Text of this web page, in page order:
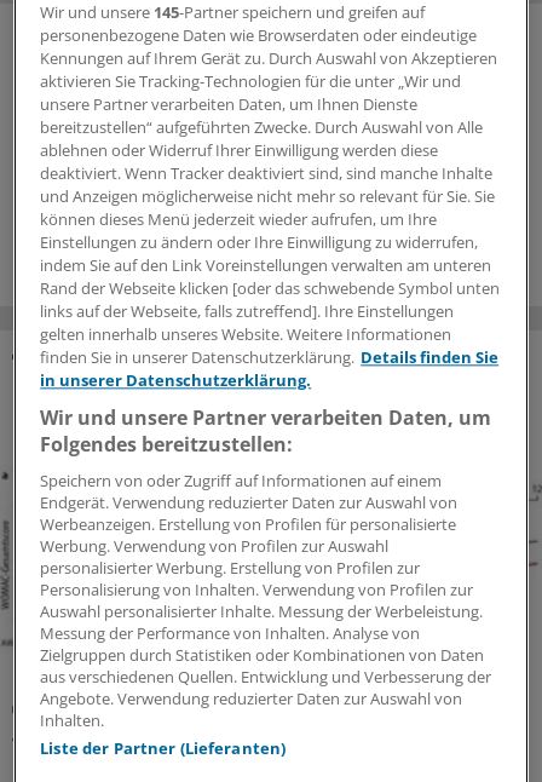
SONDERBERICHTE ZUM THEMA
Osteoarthrose
Aktuelle Evidenz zur Wirksamkeit der
intraartikulären Hyaluronsäure
Wir und unsere 145-Partner speichern und greifen auf
personenbezogene Daten wie Browserdaten oder eindeutige
Kennungen auf Ihrem Gerät zu. Durch Auswahl von Akzeptieren
aktivieren Sie Tracking-Technologien für die unter „Wir und
unsere Partner verarbeiten Daten, um Ihnen Dienste
bereitzustellen“ aufgeführten Zwecke. Durch Auswahl von Alle
ablehnen oder Widerruf Ihrer Einwilligung werden diese
deaktiviert. Wenn Tracker deaktiviert sind, sind manche Inhalte
und Anzeigen möglicherweise nicht mehr so relevant für Sie. Sie
können dieses Menü jederzeit wieder aufrufen, um Ihre
Einstellungen zu ändern oder Ihre Einwilligung zu widerrufen,
indem Sie auf den Link Voreinstellungen verwalten am unteren
Rand der Webseite klicken [oder das schwebende Symbol unten
links auf der Webseite, falls zutreffend]. Ihre Einstellungen
gelten innerhalb unseres Website. Weitere Informationen
finden Sie in unserer Datenschutzerklärung. Details finden Sie
in unserer Datenschutzerklärung.
Wir und unsere Partner verarbeiten Daten, um
Folgendes bereitzustellen:
Speichern von oder Zugriff auf Informationen auf einem
Endgerät. Verwendung reduzierter Daten zur Auswahl von
Werbeanzeigen. Erstellung von Profilen für personalisierte
Werbung. Verwendung von Profilen zur Auswahl
personalisierter Werbung. Erstellung von Profilen zur
Personalisierung von Inhalten. Verwendung von Profilen zur
Auswahl personalisierter Inhalte. Messung der Werbeleistung.
Messung der Performance von Inhalten. Analyse von
Zielgruppen durch Statistiken oder Kombinationen von Daten
aus verschiedenen Quellen. Entwicklung und Verbesserung der
Angebote. Verwendung reduzierter Daten zur Auswahl von
Inhalten.
Liste der Partner (Lieferanten)